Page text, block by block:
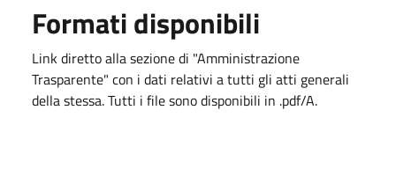
Formati disponibili
Link diretto alla sezione di "Amministrazione
Trasparente" con i dati relativi a tutti gli atti generali
della stessa. Tutti i file sono disponibili in .pdf/A.